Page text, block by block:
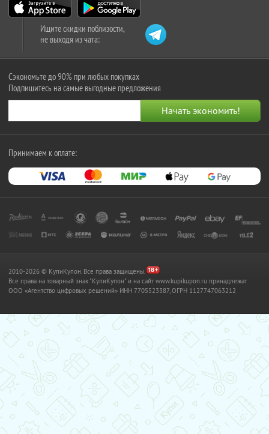
Ищите скидки поблизости,
не выходя из чата:
Сэкономьте до 90% при любых покупках
Подпишитесь на самые выгодные предложения
Принимаем к оплате:
2010-2026 © КупиКупон. Все права защищены.
Все права на товарный знак "КупиКупон" и на сайт www.kupikupon.ru принадлежат
OOO «Агентство цифровых решений» ИНН 7705523387, ОГРН 1127747063212